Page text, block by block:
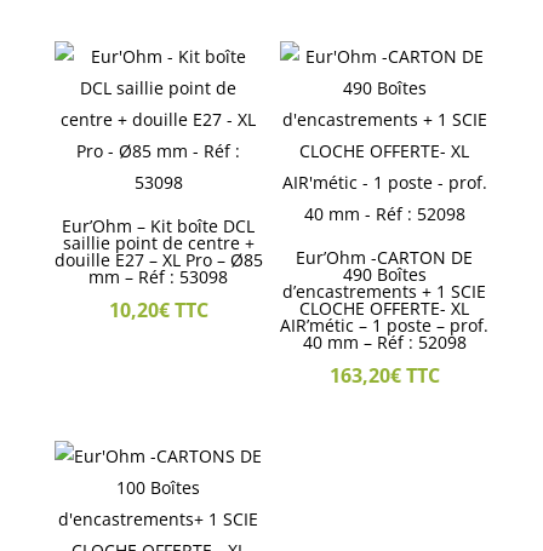
Eur’Ohm – Kit boîte DCL
saillie point de centre +
douille E27 – XL Pro – Ø85
mm – Réf : 53098
10,20€TTC
Eur’Ohm -CARTON DE
490 Boîtes
d’encastrements + 1 SCIE
CLOCHE OFFERTE- XL
AIR’métic – 1 poste – prof.
40 mm – Réf : 52098
163,20€TTC